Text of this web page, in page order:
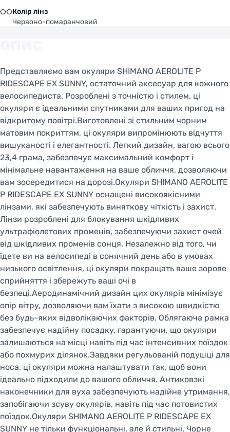
Колір лінз
Червоно-помаранчовий
Представляємо вам окуляри SHIMANO AEROLITE P
RIDESCAPE EX SUNNY, остаточний аксесуар для кожного
велосипедиста. Розроблені з точністю і стилем, ці
окуляри є ідеальними спутниками для ваших пригод на
відкритому повітрі.Виготовлені зі стильним чорним
матовим покриттям, ці окуляри випромінюють відчуття
вишуканості і елегантності. Легкий дизайн, вагою всього
23,4 грама, забезпечує максимальний комфорт і
мінімальне навантаження на ваше обличчя, дозволяючи
вам зосередитися на дорозі.Окуляри SHIMANO AEROLITE
P RIDESCAPE EX SUNNY оснащені високоякісними
лінзами, які забезпечують виняткову чіткість і захист.
Лінзи розроблені для блокування шкідливих
ультрафіолетових променів, забезпечуючи захист очей
від шкідливих променів сонця. Незалежно від того, чи
їдете ви на велосипеді в сонячний день або в умовах
низького освітлення, ці окуляри покращать ваше зорове
сприйняття і збережуть ваші очі в
безпеці.Аеродинамічний дизайн цих окулярів мінімізує
опір вітру, дозволяючи вам їхати з високою швидкістю
без будь-яких відволікаючих факторів. Облягаюча рамка
забезпечує надійну посадку, гарантуючи, що окуляри
залишаються на місці навіть під час інтенсивних поїздок
або похмурих ділянок.Завдяки регульованій подушці для
носа, ці окуляри можна налаштувати так, щоб вони
ідеально підходили до вашого обличчя. Антиковзкі
наконечники для вуха забезпечують надійне утримання,
запобігаючи зсуву окулярів, навіть під час потовистих
поїздок.Окуляри SHIMANO AEROLITE P RIDESCAPE EX
SUNNY не тільки функціональні, але й стильні. Чорне